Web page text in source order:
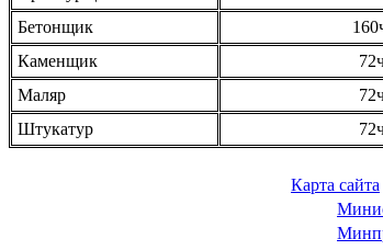
Бетонщик
160
Каменщик
Маляр
Штукатур
Карта сайта